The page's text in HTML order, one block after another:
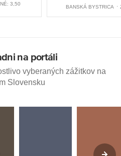
3,50
BANSKÁ BYSTRICA
na portáli
vyberaných zážitkov na
Slovensku